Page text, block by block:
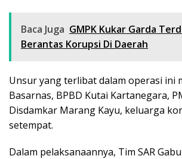
Baca Juga GMPK Kukar Garda
Berantas Korupsi Di Daerah
Unsur yang terlibat dalam operasi ini
Basarnas, BPBD Kutai Kartanegara,
Disdamkar Marang Kayu, keluarga
setempat.
Dalam pelaksanaannya, Tim SAR